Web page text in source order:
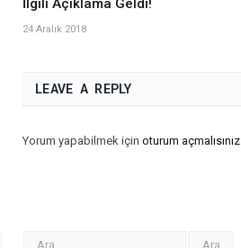
İlgili Açıklama Geldi!
24 Aralık 2018
LEAVE A REPLY
Yorum yapabilmek için oturum açmalısınız